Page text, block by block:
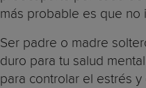
más probable es que no
Ser padre o madre
duro para tu salud
para controlar el estrés